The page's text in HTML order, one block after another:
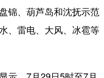
锦、葫芦岛和沈抚示范
、雷电、大风、冰雹等